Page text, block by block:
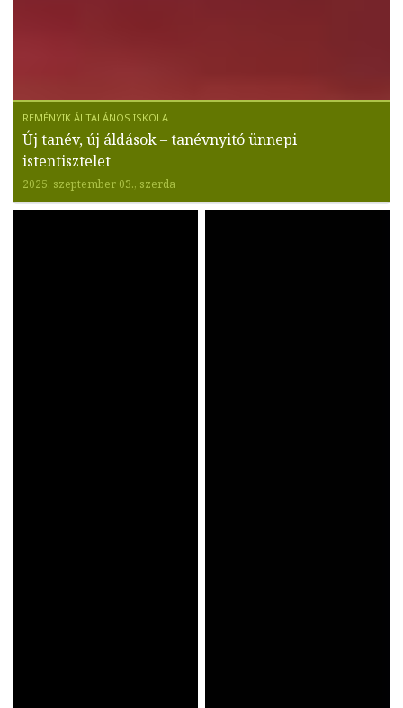
Új tanév, új áldások – tanévnyitó ünnepi
istentisztelet
2025. szeptember 03., szerda